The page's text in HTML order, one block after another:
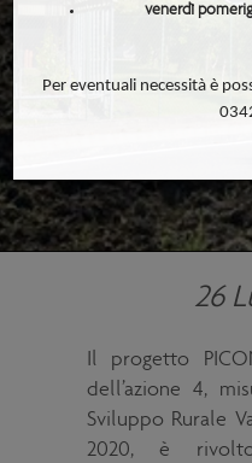
venerdì
Per eventuali necessità è
IMPIANTO
VARIETA’ DI
26
Il progetto
dell’azione 4,
Sviluppo Rurale
2020, è